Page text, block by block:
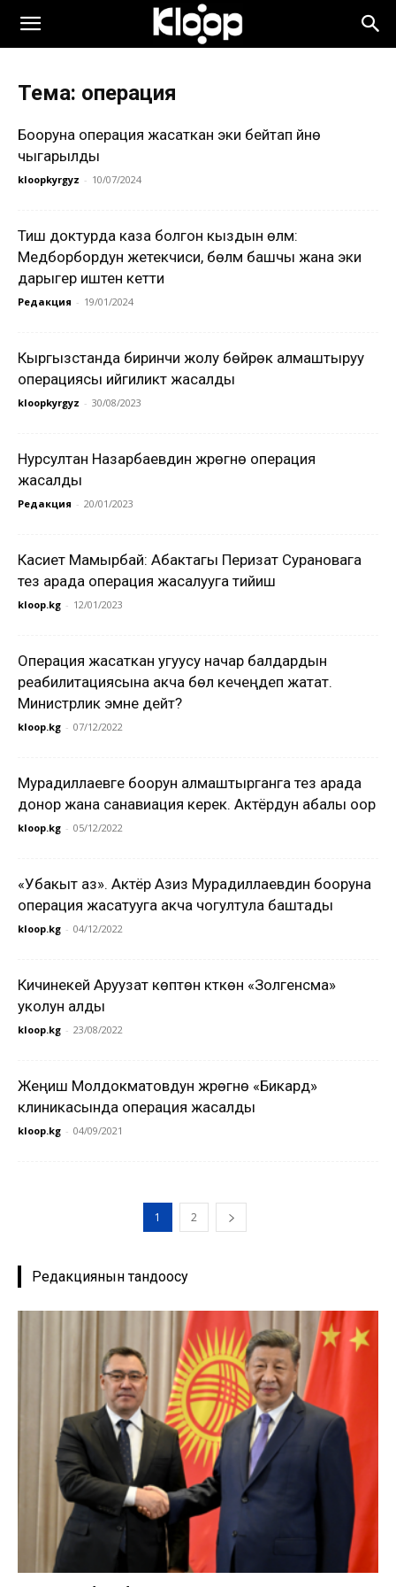
Тема: операция
Бооруна операция жасаткан эки бейтап үйүнө
чыгарылды
kloopkyrgyz - 10/07/2024
Тиш доктурда каза болгон кыздын өлүмү:
Медборбордун жетекчиси, бөлүм башчы жана эки
дарыгер иштен кетти
Редакция - 19/01/2024
Кыргызстанда биринчи жолу бөйрөк алмаштыруу
операциясы ийгиликтүү жасалды
kloopkyrgyz - 30/08/2023
Нурсултан Назарбаевдин жүрөгүнө операция
жасалды
Редакция - 20/01/2023
Касиет Мамырбай: Абактагы Перизат Сурановага
тез арада операция жасалууга тийиш
kloop.kg - 12/01/2023
Операция жасаткан угуусу начар балдардын
реабилитациясына акча бөлүү кечеңдеп жатат.
Министрлик эмне дейт?
kloop.kg - 07/12/2022
Мурадиллаевге боорун алмаштырганга тез арада
донор жана санавиация керек. Актёрдун абалы оор
kloop.kg - 05/12/2022
«Убакыт аз». Актёр Азиз Мурадиллаевдин бооруна
операция жасатууга акча чогултула баштады
kloop.kg - 04/12/2022
Кичинекей Аруузат көптөн күткөн «Золгенсма»
уколун алды
kloop.kg - 23/08/2022
Жеңиш Молдокматовдун жүрөгүнө «Бикард»
клиникасында операция жасалды
kloop.kg - 04/09/2021
1 2
Редакциянын тандоосу